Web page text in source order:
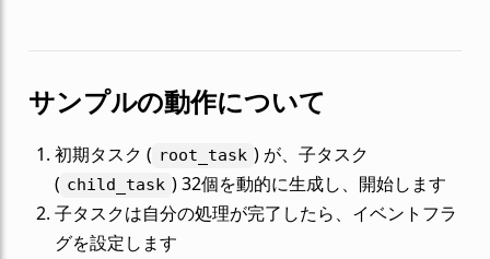
サンプルの動作について
初期タスク ( root_task ) が、子タスク
( child_task ) 32個を動的に生成し、開始します
子タスクは自分の処理が完了したら、イベントフラ
グを設定します